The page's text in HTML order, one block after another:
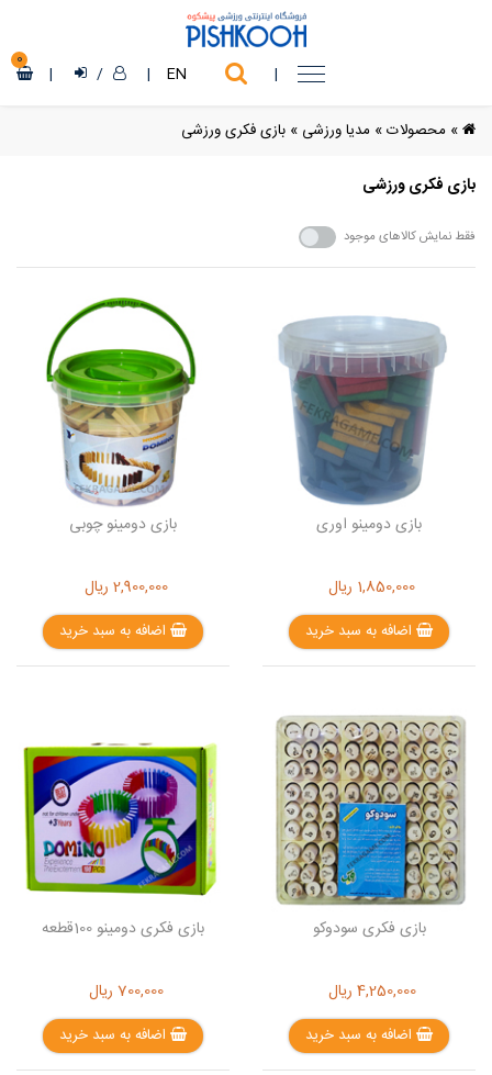
|
EN
|
/
|
0
» محصولات» مدیا ورزشی » بازی فکری ورزشی
بازی فکری ورزشی
فقط نمایش کالاهای موجود
بازی دومینو اوری
1,850,000 ریال
اضافه به سبد خرید
بازی دومینو چوبی
2,900,000 ریال
اضافه به سبد خرید
بازی فکری سودوکو
4,250,000 ریال
اضافه به سبد خرید
بازی فکری دومینو 100قطعه
700,000 ریال
اضافه به سبد خرید